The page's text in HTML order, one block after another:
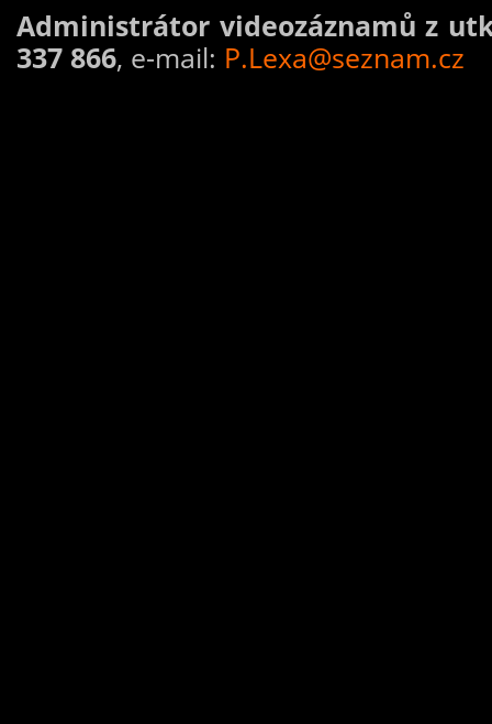
Administrátor videozáznamů z
337 866, e-mail: P.Lexa@seznam.cz